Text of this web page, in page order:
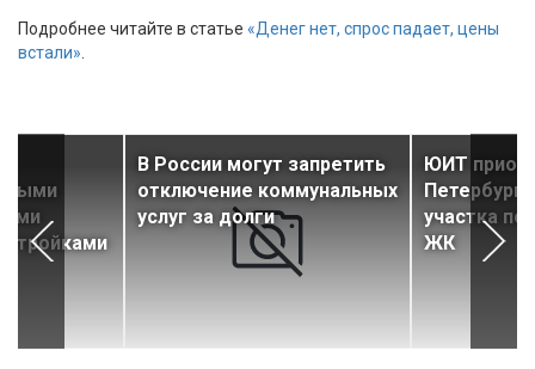
Подробнее читайте в статье «Денег нет, спрос падает, цены
встали»
В России могут запретить
отключение коммунальных
услуг за долги
ЮИТ
участка
ЖК